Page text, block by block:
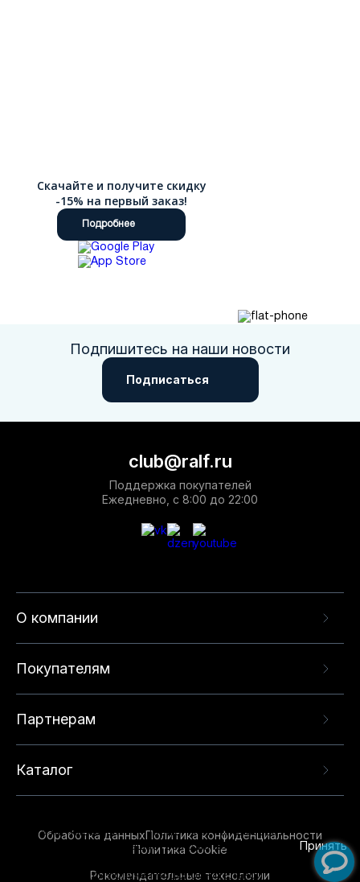
Скачайте и получите скидку
-15% на первый заказ!
Подробнее
Подпишитесь на наши новости
Подписаться
О компании
Покупателям
Партнерам
Каталог
club@ralf.ru
Поддержка покупателей
Ежедневно, с 8:00 до 22:00
Обработка данныхПолитика конфиденциальности
Политика Cookie
Рекомендательные технологии
опыта на нашем сайте. Продолжая использовать
данный сайт, вы соглашаетесь с использованием
технологий. Для получения дополнительной
Принять